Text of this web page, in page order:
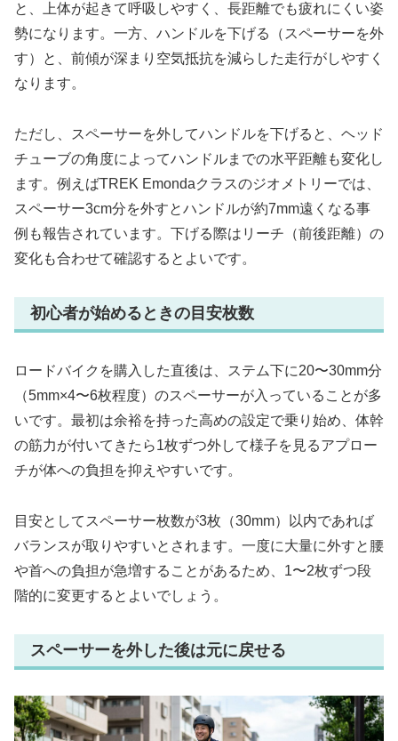
と、上体が起きて呼吸しやすく、長距離でも疲れにくい姿
勢になります。一方、ハンドルを下げる（スペーサーを外
す）と、前傾が深まり空気抵抗を減らした走行がしやすく
なります。
ただし、スペーサーを外してハンドルを下げると、ヘッド
チューブの角度によってハンドルまでの水平距離も変化し
ます。例えばTREK Emondaクラスのジオメトリーでは、
スペーサー3cm分を外すとハンドルが約7mm遠くなる事
例も報告されています。下げる際はリーチ（前後距離）の
変化も合わせて確認するとよいです。
初心者が始めるときの目安枚数
ロードバイクを購入した直後は、ステム下に20〜30mm分
（5mm×4〜6枚程度）のスペーサーが入っていることが多
いです。最初は余裕を持った高めの設定で乗り始め、体幹
の筋力が付いてきたら1枚ずつ外して様子を見るアプロー
チが体への負担を抑えやすいです。
目安としてスペーサー枚数が3枚（30mm）以内であれば
バランスが取りやすいとされます。一度に大量に外すと腰
や首への負担が急増することがあるため、1〜2枚ずつ段
階的に変更するとよいでしょう。
スペーサーを外した後は元に戻せる